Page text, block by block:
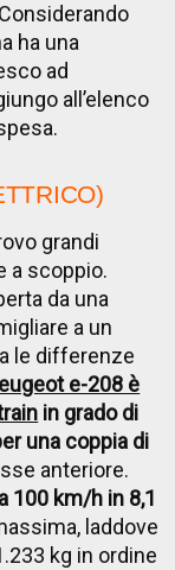
ha una
ad
all’elenco
grandi
a scoppio.
da una
a un
le differenze
e-208 è
in grado di
una coppia di
anteriore.
100 km/h in 8,1
laddove
kg in ordine